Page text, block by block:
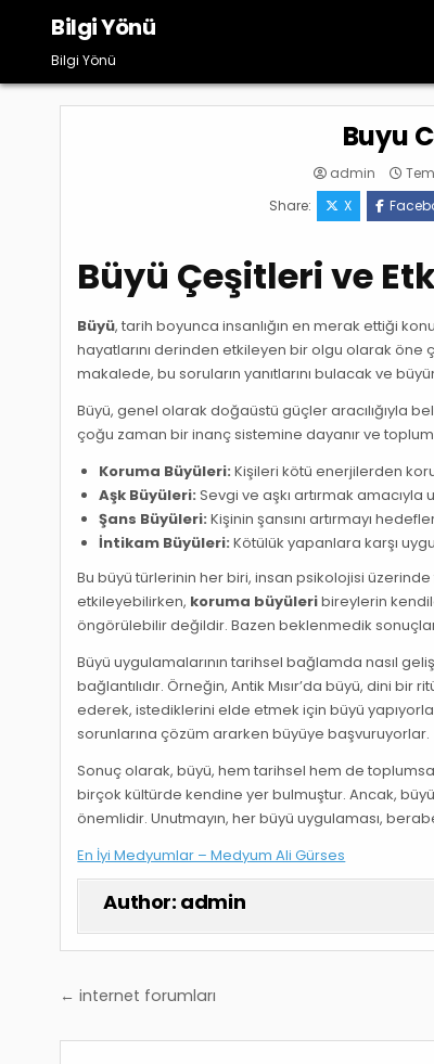
content
Bilgi Yönü
Bilgi Yönü
Buyu
admin
Share:
X
Büyü Çeşitleri ve
Büyü, tarih boyunca insanlığın en merak ettiği
hayatlarını derinden etkileyen bir olgu olarak öne
makalede, bu soruların yanıtlarını bulacak ve
Büyü, genel olarak doğaüstü güçler aracılığıyla
çoğu zaman bir inanç sistemine dayanır ve
Koruma Büyüleri: Kişileri kötü enerjilerden
Aşk Büyüleri: Sevgi ve aşkı artırmak
Şans Büyüleri: Kişinin şansını artırmayı
İntikam Büyüleri: Kötülük yapanlara karşı
Bu büyü türlerinin her biri, insan psikolojisi
etkileyebilirken, koruma büyüleribireylerin
öngörülebilir değildir. Bazen beklenmedik
Büyü uygulamalarının tarihsel bağlamda nasıl
bağlantılıdır. Örneğin, Antik Mısır’da büyü, dini
ederek, istediklerini elde etmek için büyü
sorunlarına çözüm ararken büyüye başvuruyorlar.
Sonuç olarak, büyü, hem tarihsel hem de
birçok kültürde kendine yer bulmuştur. Ancak,
önemlidir. Unutmayın, her büyü uygulaması,
En İyi Medyumlar – Medyum Ali Gürses
Author: admin
Yazı
← internet forumları